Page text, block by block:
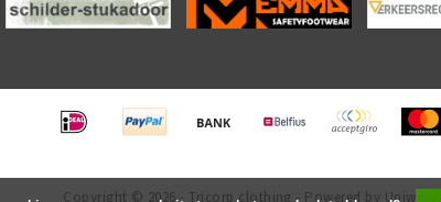
Copyright © 2026 - Tricorp.clothing - Powered by Uniwork